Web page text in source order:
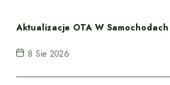
Aktualizacje OTA W Samochodach
8 Sie 2026